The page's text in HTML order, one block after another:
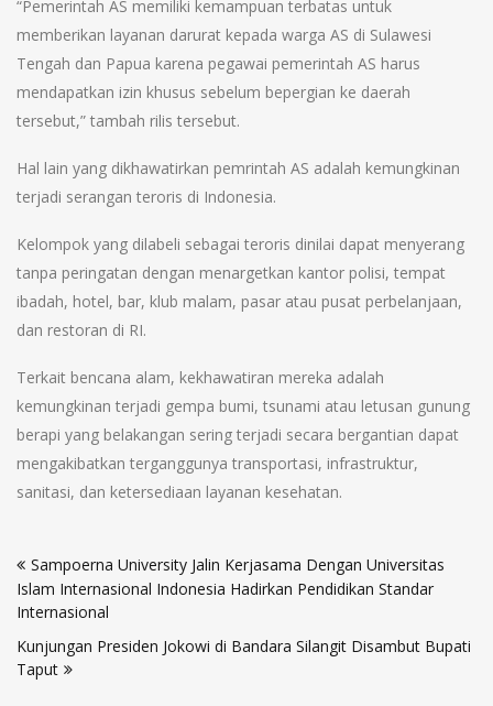
“Pemerintah AS memiliki kemampuan terbatas untuk
memberikan layanan darurat kepada warga AS di Sulawesi
Tengah dan Papua karena pegawai pemerintah AS harus
mendapatkan izin khusus sebelum bepergian ke daerah
tersebut,” tambah rilis tersebut.
Hal lain yang dikhawatirkan pemrintah AS adalah kemungkinan
terjadi serangan teroris di Indonesia.
Kelompok yang dilabeli sebagai teroris dinilai dapat menyerang
tanpa peringatan dengan menargetkan kantor polisi, tempat
ibadah, hotel, bar, klub malam, pasar atau pusat perbelanjaan,
dan restoran di RI.
Terkait bencana alam, kekhawatiran mereka adalah
kemungkinan terjadi gempa bumi, tsunami atau letusan gunung
berapi yang belakangan sering terjadi secara bergantian dapat
mengakibatkan terganggunya transportasi, infrastruktur,
sanitasi, dan ketersediaan layanan kesehatan.
navigation
Sampoerna University Jalin Kerjasama Dengan Universitas
Islam Internasional Indonesia Hadirkan Pendidikan Standar
Internasional
Kunjungan Presiden Jokowi di Bandara Silangit Disambut Bupati
Taput